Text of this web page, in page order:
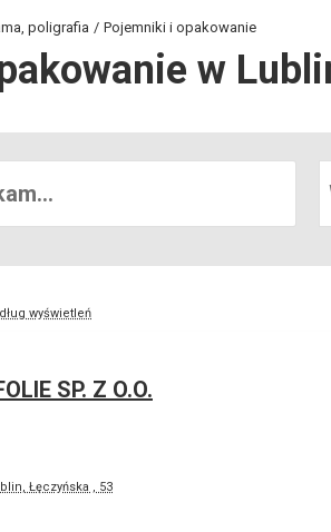
poligrafia Pojemniki i opakowanie
w
wyświetleń
SP. Z O.O.
Łęczyńska , 53